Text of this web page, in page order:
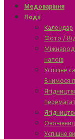
Медоваріння
Події
Календар
Фото /
напоїв
Успішне
Вчимося
Успішне